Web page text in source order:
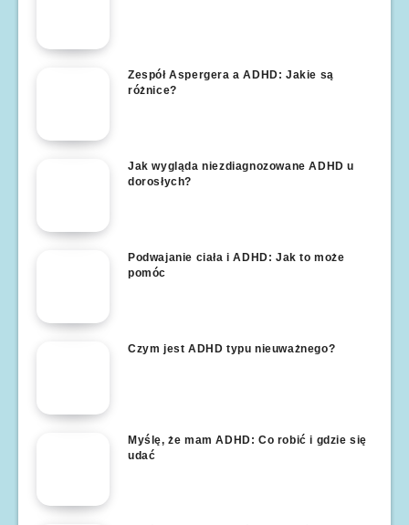
Zespół Aspergera a ADHD: Jakie są
różnice?
Jak wygląda niezdiagnozowane ADHD u
dorosłych?
Podwajanie ciała i ADHD: Jak to może
pomóc
Czym jest ADHD typu nieuważnego?
Myślę, że mam ADHD: Co robić i gdzie się
udać